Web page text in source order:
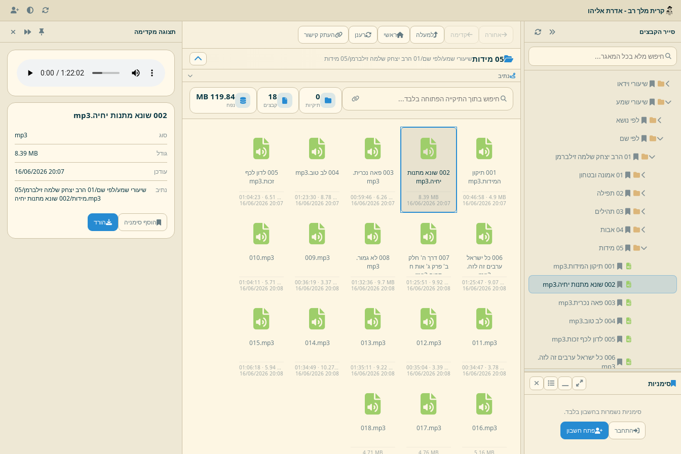
קרית מלך רב - אדרת אליהו
סייר הקבצים
שיעורי וידאו
שיעורי שמע
לפי נושא
לפי שם
01 הרב יצחק שלמה זילברמן
01 אמונה ובטחון
02 תפילה
03 תהילים
04 אבות
05 מידות
001 תיקון המידות.
mp3
002 שונא מתנות יחיה.
mp3
003 פאה נכרית.
mp3
004 לב טוב.
mp3
005 לדון לכף זכות.
mp3
006 כל ישראל ערבים זה לזה.
mp3
007 דרך ה' חלק ב' פרק ג' אות ח תפוח.
mp3
008 לא גמור.
mp3
009.
mp3
סימניות
סימניות נשמרות בחשבון בלבד.
התחבר פתח חשבון
אחורה קדימה למעלה ראשי רענן העתק קישור
05 מידות שיעורי שמע/לפי שם/01 הרב יצחק שלמה זילברמן/ 05 מידות
נתיב
0
תיקיות
18
קבצים
119.84 MB
נפח
001 תיקון
המידות.mp3
00:46:58 · 4.9 MB
16/06/2026 20:07
002 שונא מתנות
יחיה.mp3
8.39 MB
16/06/2026 20:07
003 פאה נכרית.
mp3
00:59:46 · 6.26 MB
16/06/2026 20:07
004 לב טוב. mp3
01:23:30 · 8.78 MB
16/06/2026 20:07
005 לדון לכף
זכות.mp3
01:04:23 · 6.51 MB
16/06/2026 20:07
006 כל ישראל
ערבים זה לזה.
mp3
01:25:47 · 9.07 MB
16/06/2026 20:08
007 דרך ה' חלק
ב' פרק ג' אות ח
תפוח. mp3
01:25:51 · 9.92 MB
16/06/2026 20:08
008 לא גמור.
mp3
01:32:36 · 9.7 MB
16/06/2026 20:08
009.mp3
00:36:19 · 3.37 MB
16/06/2026 20:08
010.mp3
01:04:11 · 5.71 MB
16/06/2026 20:08
011.mp3
00:34:47 · 3.78 MB
16/06/2026 20:08
012.mp3
00:35:04 · 3.39 MB
16/06/2026 20:08
013.mp3
01:35:11 · 9.22 MB
16/06/2026 20:08
014.mp3
01:34:49 · 10.27 MB
16/06/2026 20:08
015.mp3
01:06:18 · 5.94 MB
16/06/2026 20:08
016.mp3
5. 16 MB
017.mp3
4. 76 MB
018.mp3
4. 71 MB
תצוגה מקדימה
002 שונא מתנות יחיה. mp3
סוג mp3
גודל 8.39 MB
עודכן 16/06/2026 20:07
נתיב שיעורי שמע/לפי שם/01 הרב יצחק שלמה זילברמן/
05
מידות/002 שונא מתנות יחיה.mp3
הוסף סימניה הורד